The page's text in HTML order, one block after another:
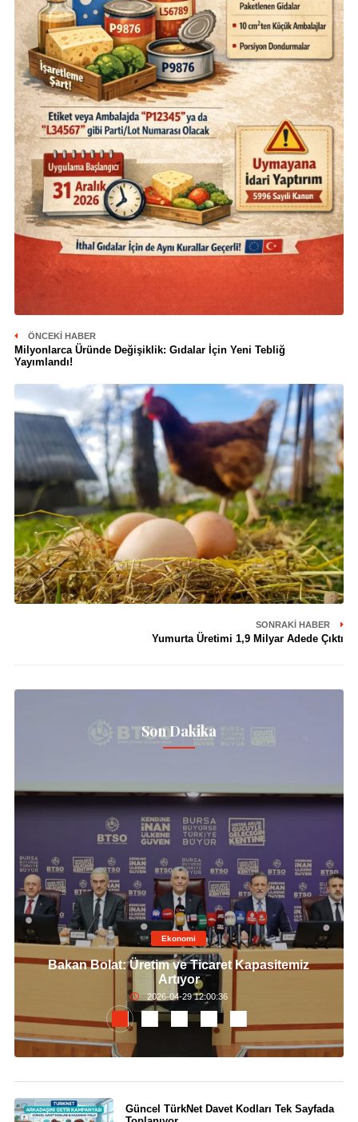
ÖNCEKI HABER
Milyonlarca Üründe Değişiklik: Gıdalar İçin Yeni Tebliğ
Yayımlandı!
SONRAKI HABER
Yumurta Üretimi 1,9 Milyar Adede Çıktı
Son Dakika
Ekonomi
Bakan Bolat: Üretim ve Ticaret Kapasitemiz
Artıyor
2026-04-29 12:00:36
Güncel TürkNet Davet Kodları Tek Sayfada